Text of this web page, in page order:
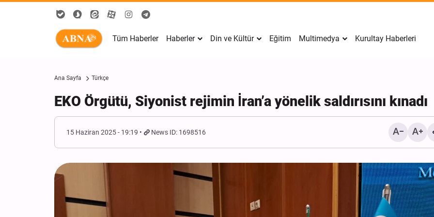
Tüm Haberler Haberler Din ve Kültür Eğitim Multimedya Kurultay Haberleri
Ana Sayfa Türkçe
EKO Örgütü, Siyonist rejimin İran’a yönelik saldırısını kınadı
15 Haziran 2025 - 19:19 News ID: 1698516
İran’da Tekfirci Örgütlere
Hücre Çökertildi, 15 Kişi
Gözaltına Alındı